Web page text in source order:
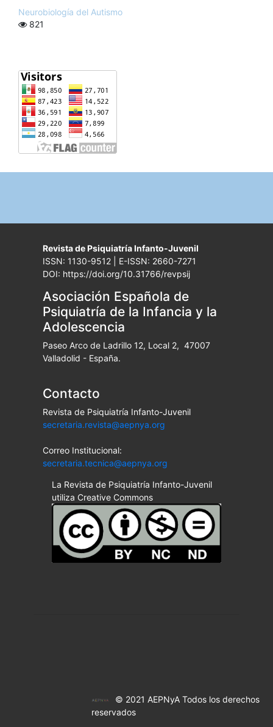
Neurobiología del Autismo
821
Revista de Psiquiatría Infanto-Juvenil
ISSN: 1130-9512 | E-ISSN: 2660-7271
DOI: https://doi.org/10.31766/revpsij
Asociación Española de
Psiquiatría de la Infancia y la
Adolescencia
Paseo Arco de Ladrillo 12, Local 2, 47007
Valladolid - España.
Contacto
Revista de Psiquiatría Infanto-Juvenil
secretaria.revista@aepnya.org
Correo Institucional:
secretaria.tecnica@aepnya.org
La Revista de Psiquiatría Infanto-Juvenil
utiliza Creative Commons
© 2021 AEPNyA Todos los derechos
reservados